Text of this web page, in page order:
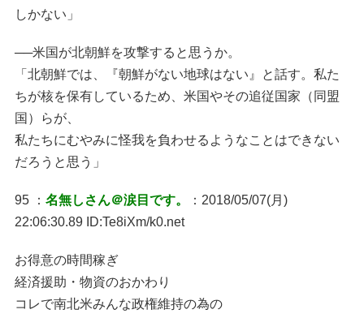
しかない」
──米国が北朝鮮を攻撃すると思うか。
「北朝鮮では、『朝鮮がない地球はない』と話す。私た
ちが核を保有しているため、米国やその追従国家（同盟
国）らが、
私たちにむやみに怪我を負わせるようなことはできない
だろうと思う」
95 ： 名無しさん＠涙目です。
：2018/05/07(月)
22:06:30.89 ID:Te8iXm/k0.net
お得意の時間稼ぎ
経済援助・物資のおかわり
コレで南北米みんな政権維持の為の